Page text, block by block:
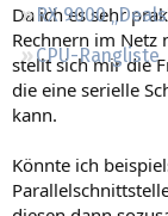
RX 9000
CPU-Rangliste
Da ich es sehr
Rechnern im Netz
stellt sich mir die
die eine serielle
kann.
Könnte ich